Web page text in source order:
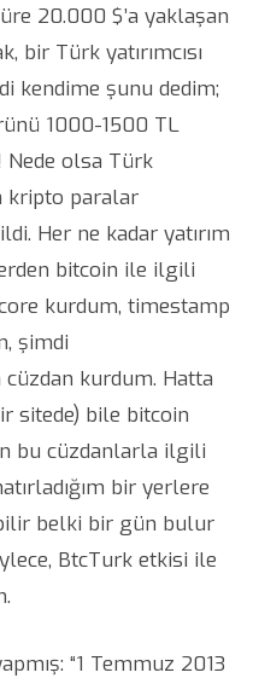
20.000 $’a yaklaşan
bir Türk yatırımcısı
kendime şunu dedim;
1000-1500 TL
Nede olsa Türk
kripto paralar
Her ne kadar yatırım
bitcoin ile ilgili
kurdum, timestamp
şimdi
cüzdan kurdum. Hatta
sitede) bile bitcoin
bu cüzdanlarla ilgili
bir yerlere
belki bir gün bulur
BtcTurk etkisi ile
“1 Temmuz 2013